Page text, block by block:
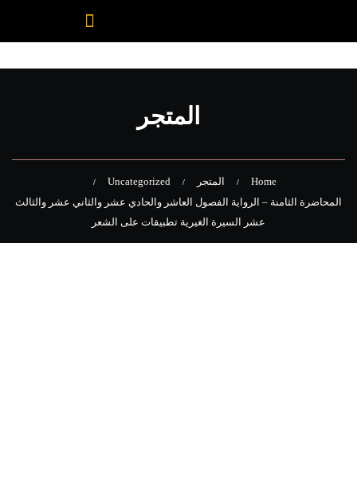
المتجر
Home المتجر
Uncategorized
المحاضرة الثامنة – الرواية الفصول العاشر والحادي عشر والثاني عشر والثالث
عشر السيرة الغيرية تطبيقات على الشعر